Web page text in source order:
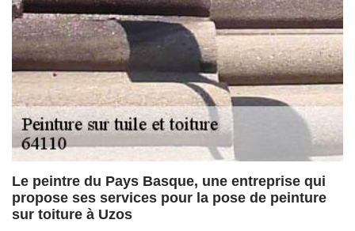
Le peintre du Pays Basque, une entreprise qui
propose ses services pour la pose de peinture
sur toiture à Uzos